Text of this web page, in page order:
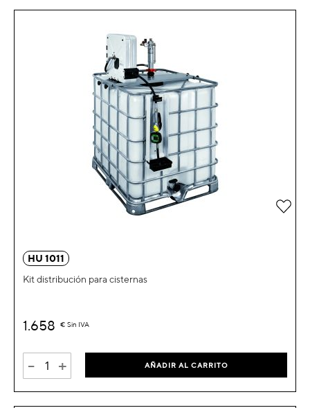
HU 1011
Kit distribución para cisternas
1.658 € Sin IVA
- + AÑADIR AL CARRITO